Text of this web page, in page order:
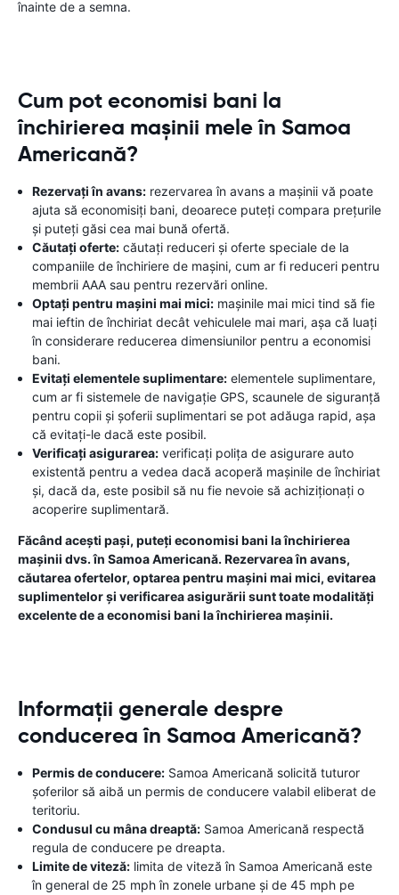
înainte de a semna.
Cum pot economisi bani la
închirierea mașinii mele în Samoa
Americană?
Rezervați în avans: rezervarea în avans a mașinii vă poate
ajuta să economisiți bani, deoarece puteți compara prețurile
și puteți găsi cea mai bună ofertă.
Căutați oferte: căutați reduceri și oferte speciale de la
companiile de închiriere de mașini, cum ar fi reduceri pentru
membrii AAA sau pentru rezervări online.
Optați pentru mașini mai mici: mașinile mai mici tind să fie
mai ieftin de închiriat decât vehiculele mai mari, așa că luați
în considerare reducerea dimensiunilor pentru a economisi
bani.
Evitați elementele suplimentare: elementele suplimentare,
cum ar fi sistemele de navigație GPS, scaunele de siguranță
pentru copii și șoferii suplimentari se pot adăuga rapid, așa
că evitați-le dacă este posibil.
Verificați asigurarea: verificați polița de asigurare auto
existentă pentru a vedea dacă acoperă mașinile de închiriat
și, dacă da, este posibil să nu fie nevoie să achiziționați o
acoperire suplimentară.
Făcând acești pași, puteți economisi bani la închirierea
mașinii dvs. în Samoa Americană. Rezervarea în avans,
căutarea ofertelor, optarea pentru mașini mai mici, evitarea
suplimentelor și verificarea asigurării sunt toate modalități
excelente de a economisi bani la închirierea mașinii.
Informații generale despre
conducerea în Samoa Americană?
Permis de conducere: Samoa Americană solicită tuturor
șoferilor să aibă un permis de conducere valabil eliberat de
teritoriu.
Condusul cu mâna dreaptă: Samoa Americană respectă
regula de conducere pe dreapta.
Limite de viteză: limita de viteză în Samoa Americană este
în general de 25 mph în zonele urbane și de 45 mph pe